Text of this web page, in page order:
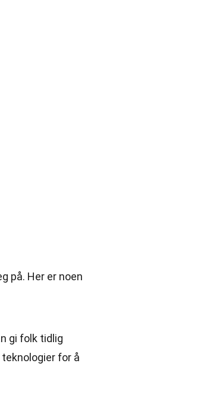
på. Her er noen
gi folk tidlig
for å